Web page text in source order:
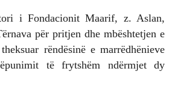
i Fondacionit Maarif, z. Aslan,
për pritjen dhe mbështetjen e
rëndësinë e marrëdhënieve
të frytshëm ndërmjet dy